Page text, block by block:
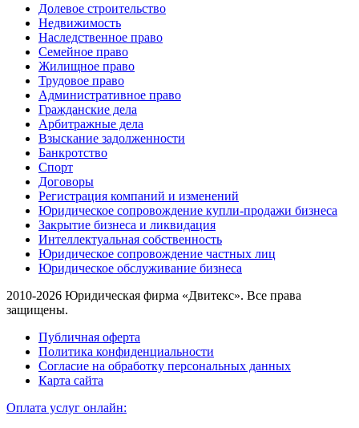
Долевое строительство
Недвижимость
Наследственное право
Семейное право
Жилищное право
Трудовое право
Административное право
Гражданские дела
Арбитражные дела
Взыскание задолженности
Банкротство
Спорт
Договоры
Регистрация компаний и изменений
Юридическое сопровождение купли-продажи бизнеса
Закрытие бизнеса и ликвидация
Интеллектуальная собственность
Юридическое сопровождение частных лиц
Юридическое обслуживание бизнеса
2010-2026 Юридическая фирма «Двитекс». Все права
защищены.
Публичная оферта
Политика конфиденциальности
Согласие на обработку персональных данных
Карта сайта
Оплата услуг онлайн: